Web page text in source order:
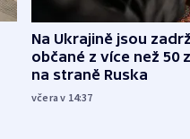
Na Ukrajině jsou
občané z více než 50
na straně Ruska
včera v 14:37